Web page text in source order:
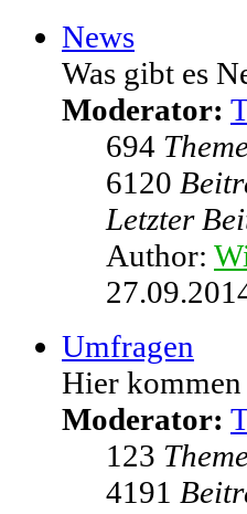
News
Was gibt es
Moderator:
694
6120
Letzter
Author:
Umfragen
Hier
Moderator:
123
4191